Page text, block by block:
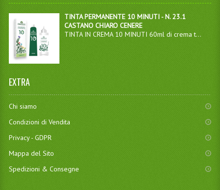
TINTA PERMANENTE 10 MINUTI - N. 23.1
CASTANO CHIARO CENERE
TINTA IN CREMA 10 MINUTI 60ml di crema t...
EXTRA
Chi siamo
Condizioni di Vendita
Privacy - GDPR
Mappa del Sito
Spedizioni & Consegne